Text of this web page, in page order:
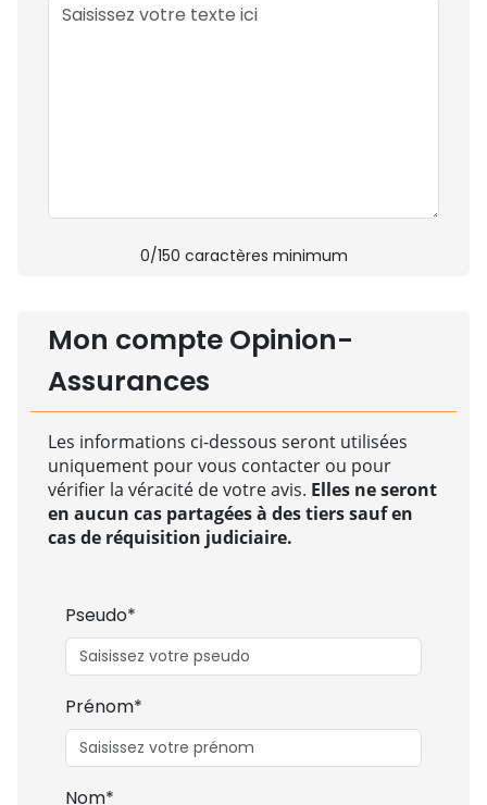
0/150 caractères minimum
Mon compte Opinion-
Assurances
Les informations ci-dessous seront utilisées
uniquement pour vous contacter ou pour
vérifier la véracité de votre avis. Elles ne seront
en aucun cas partagées à des tiers sauf en
cas de réquisition judiciaire.
Pseudo*
Prénom*
Nom*